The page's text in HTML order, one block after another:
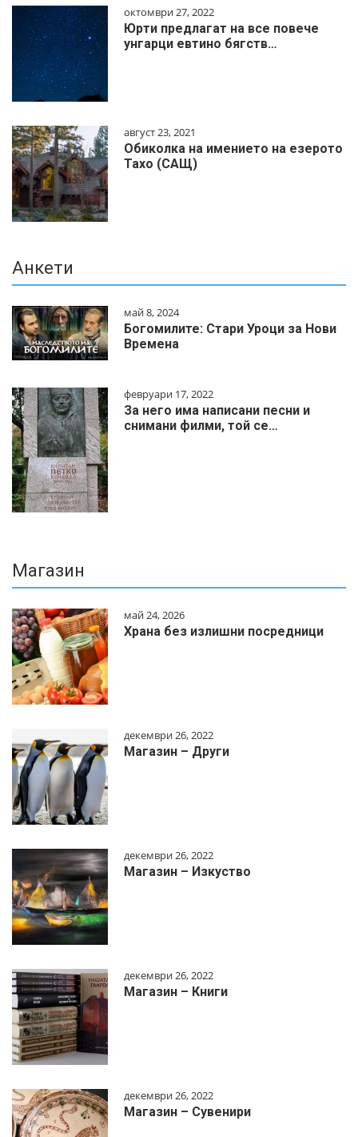
октомври 27, 2022
Юрти предлагат на все повече
унгарци евтино бягств…
август 23, 2021
Обиколка на имението на езерото
Тахо (САЩ)
Анкети
май 8, 2024
Богомилите: Стари Уроци за Нови
Времена
февруари 17, 2022
За него има написани песни и
снимани филми, той се…
Магазин
май 24, 2026
Храна без излишни посредници
декември 26, 2022
Магазин – Други
декември 26, 2022
Магазин – Изкуство
декември 26, 2022
Магазин – Книги
декември 26, 2022
Магазин – Сувенири